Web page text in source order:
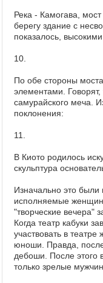
Река - Камогава,
берегу здание с
показалось,
10.
По обе стороны
элементами.
самурайского меча.
поклонения:
11.
В Киото родилось
скульптура
Изначально это были
исполняемые
"творческие вечера"
Когда театр кабуки
участвовать в
юноши. Правда,
дебоши. После этого
только зрелые